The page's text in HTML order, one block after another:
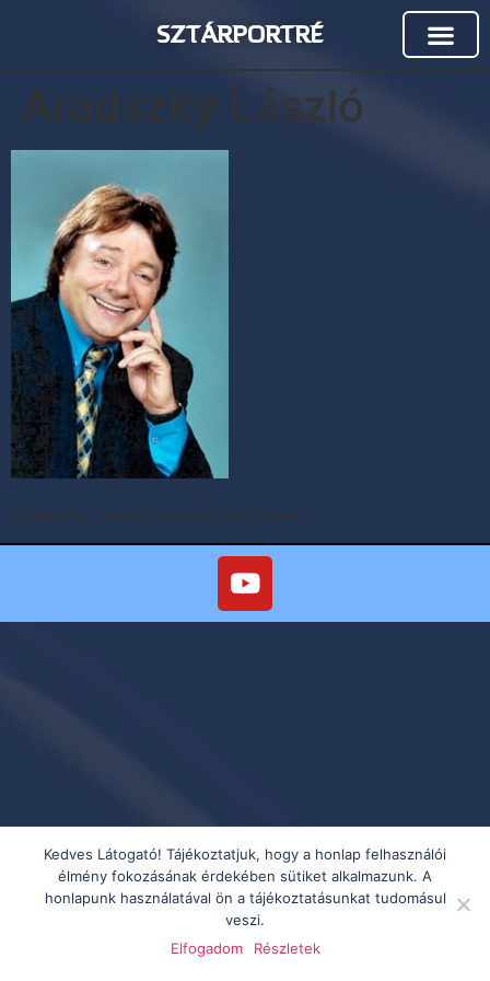
SZTÁRPORTRÉ
Aradszky László
Aradszky László a sztár portréban.
Kedves Látogató! Tájékoztatjuk, hogy a honlap felhasználói
élmény fokozásának érdekében sütiket alkalmazunk. A
honlapunk használatával ön a tájékoztatásunkat tudomásul
veszi.
Elfogadom
Részletek